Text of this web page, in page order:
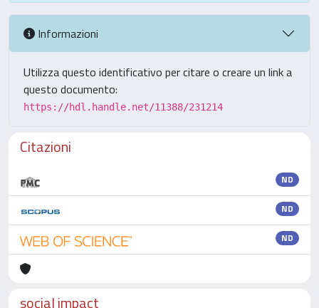
Informazioni
Utilizza questo identificativo per citare o creare un link a
questo documento:
https://hdl.handle.net/11388/231214
Citazioni
ND
ND
ND
social impact